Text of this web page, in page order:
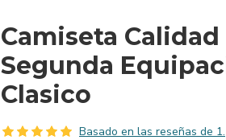
Camiseta
Segunda
Clasico
Basado en las reseñas de 1.